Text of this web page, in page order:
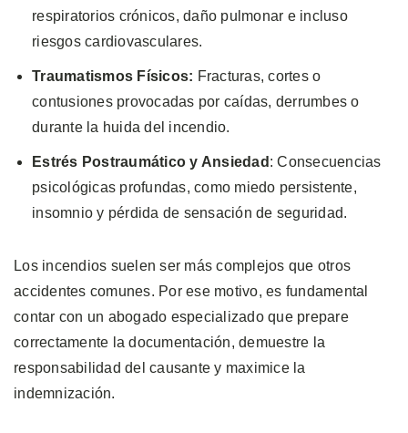
respiratorios crónicos, daño pulmonar e incluso
riesgos cardiovasculares.
Traumatismos Físicos: Fracturas, cortes o
contusiones provocadas por caídas, derrumbes o
durante la huida del incendio.
Estrés Postraumático y Ansiedad : Consecuencias
psicológicas profundas, como miedo persistente,
insomnio y pérdida de sensación de seguridad.
Los incendios suelen ser más complejos que otros
accidentes comunes. Por ese motivo, es fundamental
contar con un abogado especializado que prepare
correctamente la documentación, demuestre la
responsabilidad del causante y maximice la
indemnización.